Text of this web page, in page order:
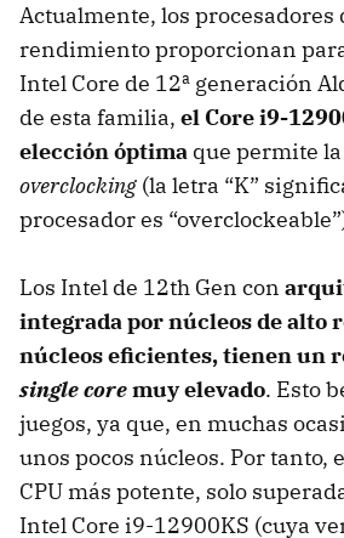
Actualmente, los procesadores
rendimiento proporcionan
Intel Core de 12ª generación
de esta familia, el Core i9-
elección óptima que permite
overclocking (la letra “K”
procesador es
Los Intel de 12th Gen con
integrada por núcleos de alto
núcleos eficientes, tienen un
single coremuy elevado. Esto
juegos, ya que, en muchas
unos pocos núcleos. Por tanto,
CPU más potente, solo
Intel Core i9-12900KS (cuya